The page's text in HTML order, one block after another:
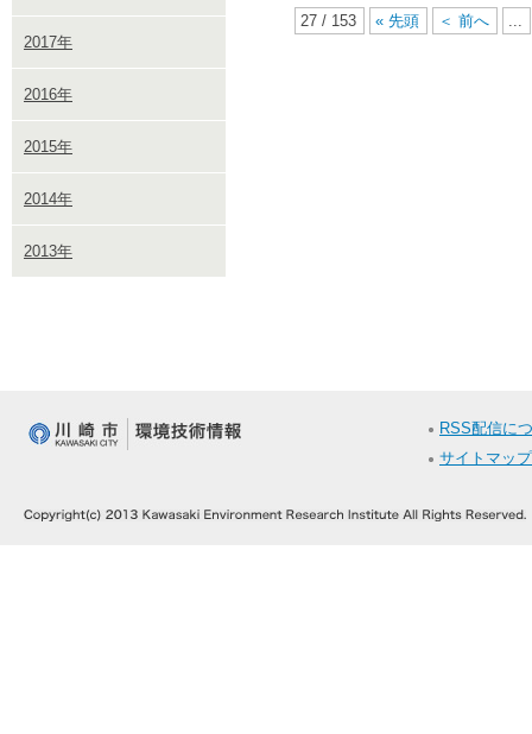
2017年
2016年
2015年
2014年
2013年
27 / 153 « 先頭 ＜ 前へ ...
RSS配信に
サイトマップ